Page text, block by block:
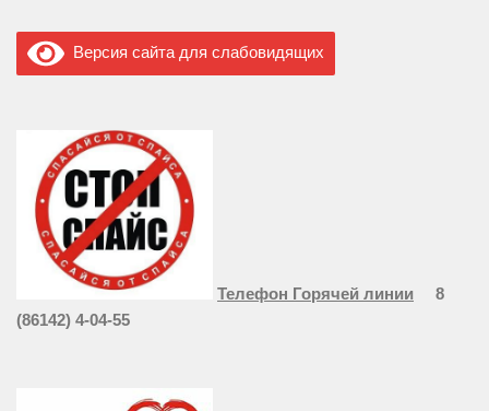
Версия сайта для слабовидящих
Телефон Горячей линии
8
(86142) 4-04-55